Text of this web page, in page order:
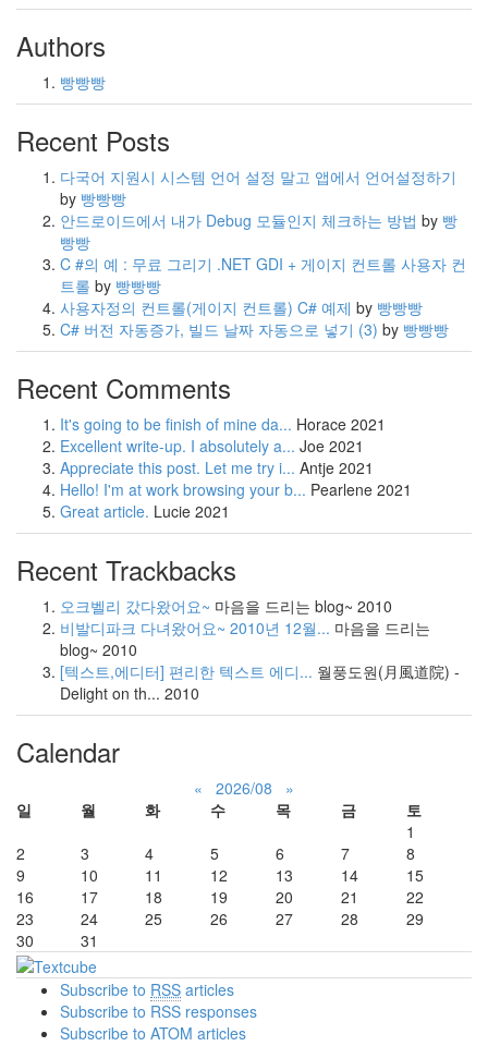
Authors
빵빵빵
Recent Posts
다국어 지원시 시스템 언어 설정 말고 앱에서 언어설정하기
by 빵빵빵
안드로이드에서 내가 Debug 모듈인지 체크하는 방법 by 빵
빵빵
C #의 예 : 무료 그리기 .NET GDI + 게이지 컨트롤 사용자 컨
트롤 by 빵빵빵
사용자정의 컨트롤(게이지 컨트롤) C# 예제 by 빵빵빵
C# 버전 자동증가, 빌드 날짜 자동으로 넣기 (3) by 빵빵빵
Recent Comments
It's going to be finish of mine da... Horace 2021
Excellent write-up. I absolutely a... Joe 2021
Appreciate this post. Let me try i... Antje 2021
Hello! I'm at work browsing your b... Pearlene 2021
Great article. Lucie 2021
Recent Trackbacks
오크벨리 갔다왔어요~ 마음을 드리는 blog~ 2010
비발디파크 다녀왔어요~ 2010년 12월... 마음을 드리는
blog~ 2010
[텍스트,에디터] 편리한 텍스트 에디... 월풍도원(月風道院) -
Delight on th... 2010
Calendar
« 2026/08
»
일
월 화 수 목 금
토
1
2
3 4 5 6 7
8
9
10 11 12 13 14
15
16
17 18 19 20 21
22
23
24 25 26 27 28
29
30
31
Subscribe to RSS articles
Subscribe to RSS responses
Subscribe to ATOM articles